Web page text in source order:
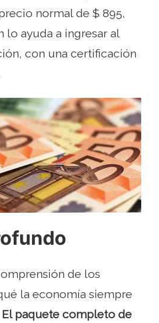
normal de $ 895,
lo ayuda a ingresar al
con una certificación
de los
la economía siempre
El paquete completo de